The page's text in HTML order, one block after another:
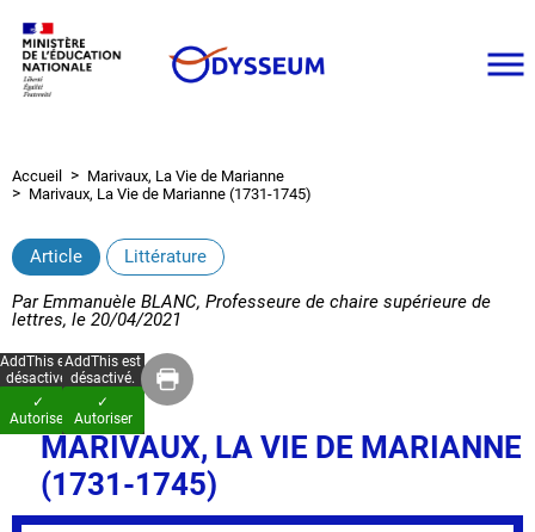
contenu
principal
Fil
Accueil
Marivaux, La Vie de Marianne
Marivaux, La Vie de Marianne (1731-1745)
Article Littérature
ParEmmanuèle BLANC, Professeure de chaire supérieure de
lettres, le 20/04/2021
AddThis est
désactivé.
✓
Autoriser
AddThis est
désactivé.
✓
Autoriser
MARIVAUX, LA VIE DE MARIANNE
(1731-1745)